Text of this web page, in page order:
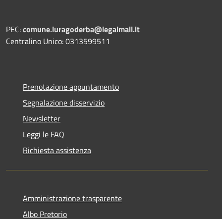
PEC:comune.luragoderba@legalmail.it
Centralino Unico: 0313599511
Prenotazione appuntamento
Segnalazione disservizio
Newsletter
Leggi le FAQ
Richiesta assistenza
Amministrazione trasparente
Albo Pretorio